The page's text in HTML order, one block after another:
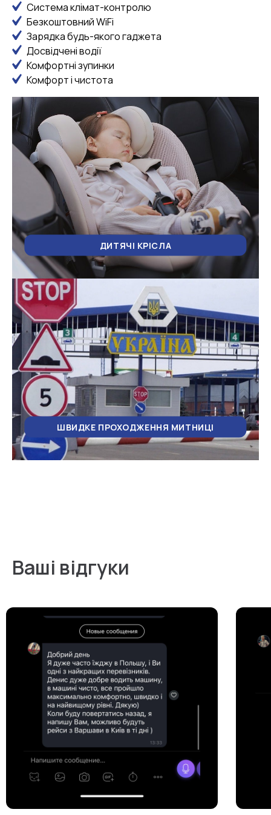
Система клімат-контролю
Безкоштовний WiFi
Зарядка будь-якого гаджета
Досвідчені водії
Комфортні зупинки
Комфорт і чистота
ДИТЯЧІ КРІСЛА
ШВИДКЕ ПРОХОДЖЕННЯ МИТНИЦІ
Ваші відгуки